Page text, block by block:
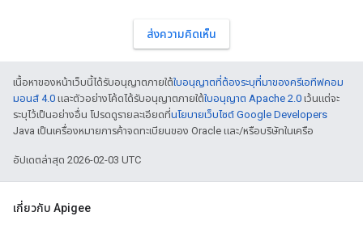
ส่งความคิดเห็น
เนื้อหาของหน้าเว็บนี้ได้รับอนุญาตภายใต้ใบอนุญาตที่ต้องระบุที่มาของครีเอทีฟคอม
มอนส์ 4.0 และตัวอย่างโค้ดได้รับอนุญาตภายใต้ใบอนุญาต Apache 2.0 เว้นแต่จะ
ระบุไว้เป็นอย่างอื่น โปรดดูรายละเอียดที่นโยบายเว็บไซต์ Google Developers
Java เป็นเครื่องหมายการค้าจดทะเบียนของ Oracle และ/หรือบริษัทในเครือ
อัปเดตล่าสุด 2026-02-03 UTC
เกี่ยวกับ Apigee